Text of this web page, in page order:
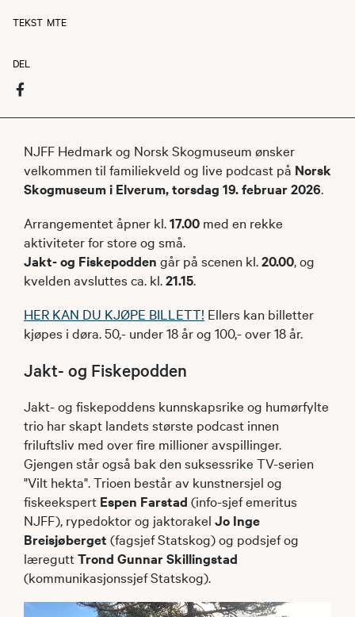
TEKST MTE
DEL
NJFF Hedmark og Norsk Skogmuseum ønsker
velkommen til familiekveld og live podcast på Norsk
Skogmuseum i Elverum, torsdag 19. februar 2026.
Arrangementet åpner kl.17.00 med en rekke
aktiviteter for store og små.
Jakt- og Fiskepodden går på scenen kl.20.00, og
kvelden avsluttes ca. kl.21.15.
HER KAN DU KJØPE BILLETT! Ellers kan billetter
kjøpes i døra. 50,- under 18 år og 100,- over 18 år.
Jakt- og Fiskepodden
Jakt- og fiskepoddens kunnskapsrike og humørfylte
trio har skapt landets største podcast innen
friluftsliv med over fire millioner avspillinger.
Gjengen står også bak den suksessrike TV-serien
"Vilt hekta". Trioen består av kunstnersjel og
fiskeekspert Espen Farstad (info-sjef emeritus
NJFF), rypedoktor og jaktorakel Jo Inge
Breisjøberget (fagsjef Statskog) og podsjef og
læreguttTrond Gunnar Skillingstad
(kommunikasjonssjef Statskog).